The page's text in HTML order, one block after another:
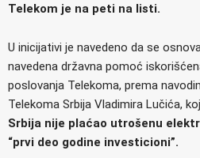
Telekom je na peti na listi.
U inicijativi je navedeno da se
navedena državna pomoć
poslovanja Telekoma, prema
Telekoma Srbija Vladimira Lučića,
Srbija nije plaćao utrošenu
“prvi deo godine investicioni”.